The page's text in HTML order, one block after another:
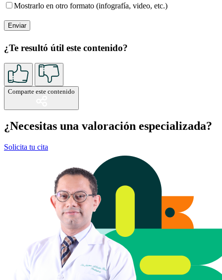
Mostrarlo en otro formato (infografía, video, etc.)
¿Te resultó útil este contenido?
Comparte este contenido
¿Necesitas una valoración especializada?
Solicita tu cita